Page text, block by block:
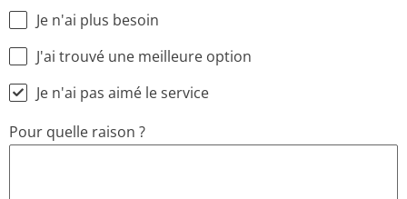
Je n'ai plus besoin
J'ai trouvé une meilleure option
Je n'ai pas aimé le service
Pour quelle raison ?